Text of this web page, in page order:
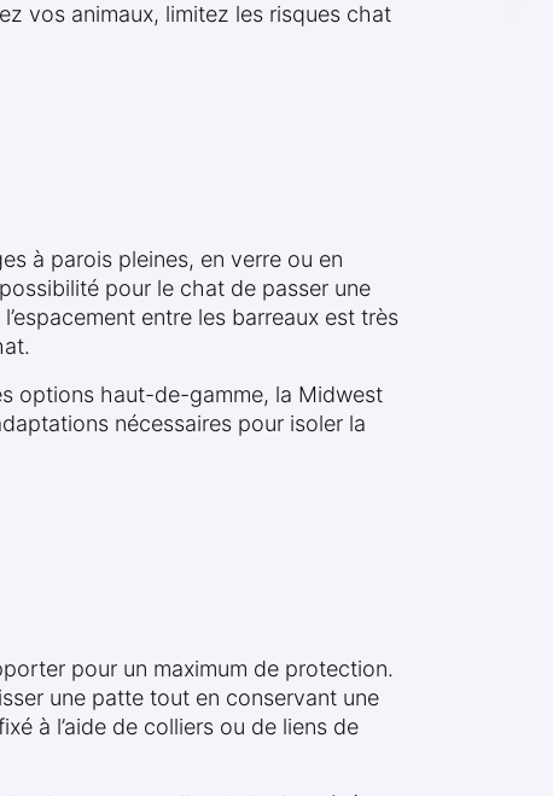
vos animaux, limitez les risques chat
à parois pleines, en verre ou en
pour le chat de passer une
entre les barreaux est très
options haut-de-gamme, la Midwest
nécessaires pour isoler la
pour un maximum de protection.
une patte tout en conservant une
à l’aide de colliers ou de liens de